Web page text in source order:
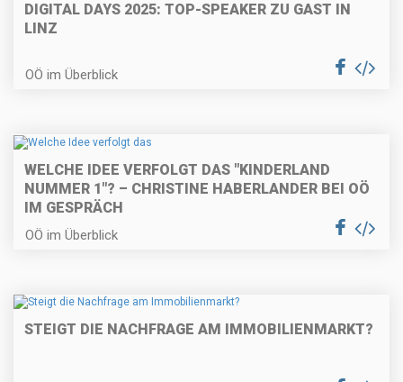
DIGITAL DAYS 2025: TOP-SPEAKER ZU GAST IN
LINZ
OÖ im Überblick
WELCHE IDEE VERFOLGT DAS "KINDERLAND
NUMMER 1"? – CHRISTINE HABERLANDER BEI OÖ
IM GESPRÄCH
OÖ im Überblick
STEIGT DIE NACHFRAGE AM IMMOBILIENMARKT?